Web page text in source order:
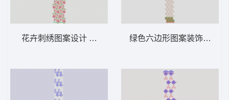
花卉刺绣图案设计 窗帘 绿色六边形图案装饰带 窗帘